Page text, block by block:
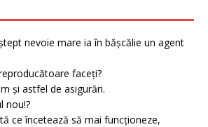
nevoie mare ia în bășcălie un agent
faceți?
și astfel de asigurări.
nou!?
ce încetează să mai funcționeze,